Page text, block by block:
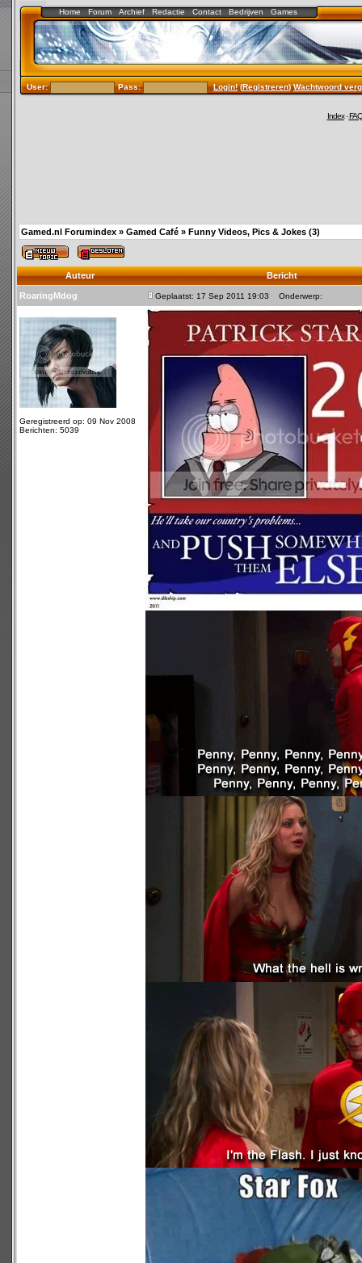
Home Forum Archief Redactie Contact Bedrijven Games
User: Pass: Login!(Registreren)Wachtwoord
Index-FAQ
Gamed.nl Forumindex » Gamed Café » Funny Videos, Pics & Jokes (3)
Auteur Bericht
RoaringMdog Geplaatst: 17 Sep 2011 19:03 Onderwerp:
Geregistreerd op: 09 Nov 2008
Berichten: 5039